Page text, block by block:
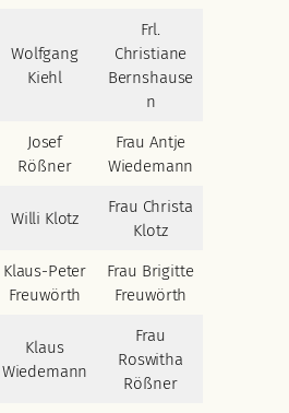
Wolfgang
Kiehl
Frl.
Christiane
Bernshause
n
Josef
Rößner
Frau Antje
Wiedemann
Willi Klotz
Frau Christa
Klotz
Klaus-Peter
Freuwörth
Frau Brigitte
Freuwörth
Klaus
Wiedemann
Frau
Roswitha
Rößner